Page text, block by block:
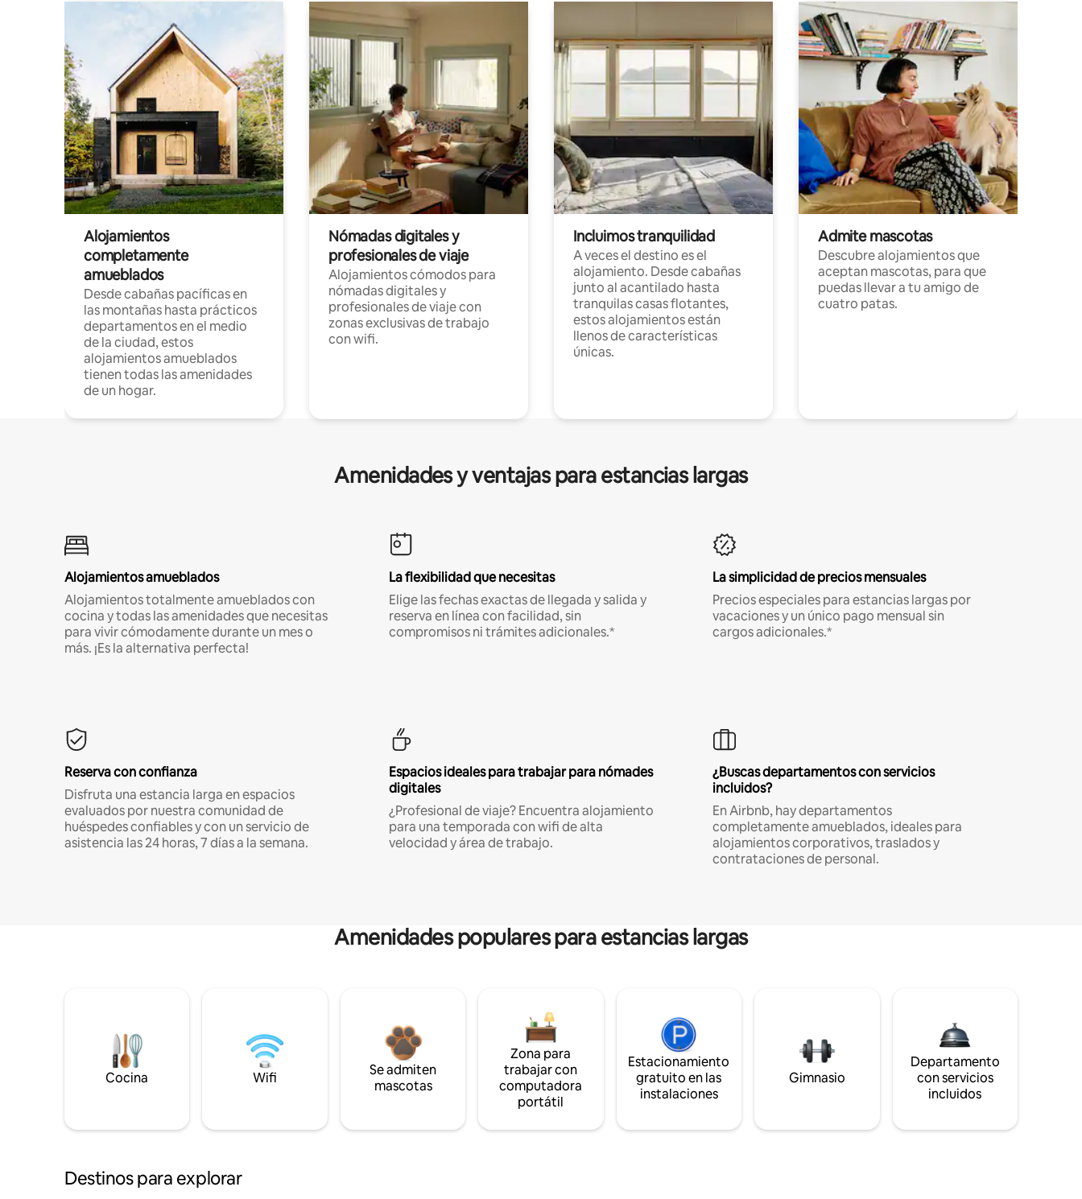
Alojamientos
completamente
amueblados
Desde cabañas pacíficas en
las montañas hasta prácticos
departamentos en el medio
de la ciudad, estos
alojamientos amueblados
tienen todas las amenidades
de un hogar.
Nómadas digitales y
profesionales de viaje
Alojamientos cómodos para
nómadas digitales y
profesionales de viaje con
zonas exclusivas de trabajo
con wifi.
Incluimos tranquilidad
A veces el destino es el
alojamiento. Desde cabañas
junto al acantilado hasta
tranquilas casas flotantes,
estos alojamientos están
llenos de características
únicas.
Admite mascotas
Descubre alojamientos que
aceptan mascotas, para que
puedas llevar a tu amigo de
cuatro patas.
Amenidades y ventajas para estancias largas
Alojamientos amueblados
Alojamientos totalmente amueblados con
cocina y todas las amenidades que necesitas
para vivir cómodamente durante un mes o
más. ¡Es la alternativa perfecta!
La flexibilidad que necesitas
Elige las fechas exactas de llegada y salida y
reserva en línea con facilidad, sin
compromisos ni trámites adicionales.*
La simplicidad de precios mensuales
Precios especiales para estancias largas por
vacaciones y un único pago mensual sin
cargos adicionales.*
Reserva con confianza
Disfruta una estancia larga en espacios
evaluados por nuestra comunidad de
huéspedes confiables y con un servicio de
asistencia las 24 horas, 7 días a la semana.
Espacios ideales para trabajar para nómades
digitales
¿Profesional de viaje? Encuentra alojamiento
para una temporada con wifi de alta
velocidad y área de trabajo.
¿Buscas departamentos con servicios
incluidos?
En Airbnb, hay departamentos
completamente amueblados, ideales para
alojamientos corporativos, traslados y
contrataciones de personal.
Amenidades populares para estancias largas
Cocina Wifi
Se admiten
mascotas
Zona para
trabajar con
computadora
portátil
Estacionamiento
gratuito en las
instalaciones
Gimnasio
Departamento
con servicios
incluidos
Destinos para explorar